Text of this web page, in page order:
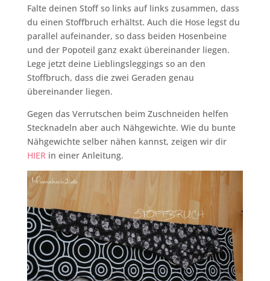
Falte deinen Stoff so links auf links zusammen, dass
du einen Stoffbruch erhältst. Auch die Hose legst du
parallel aufeinander, so dass beiden Hosenbeine
und der Popoteil ganz exakt übereinander liegen.
Lege jetzt deine Lieblingsleggings so an den
Stoffbruch, dass die zwei Geraden genau
übereinander liegen.
Gegen das Verrutschen beim Zuschneiden helfen
Stecknadeln aber auch Nähgewichte. Wie du bunte
Nähgewichte selber nähen kannst, zeigen wir dir
HIERin einer Anleitung.